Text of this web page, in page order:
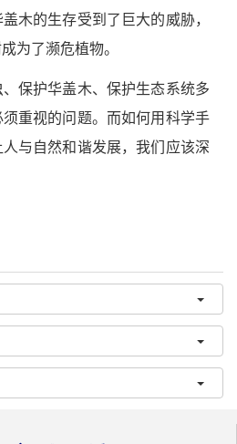
木的生存受到了巨大的威胁，
为了濒危植物。
护华盖木、保护生态系统多
重视的问题。而如何用科学手
与自然和谐发展，我们应该深